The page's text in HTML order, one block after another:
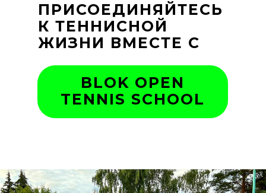
ПРИСОЕДИНЯЙТЕСЬ
К ТЕННИСНОЙ
ЖИЗНИ ВМЕСТЕ С
BLOK OPEN
TENNIS SCHOOL